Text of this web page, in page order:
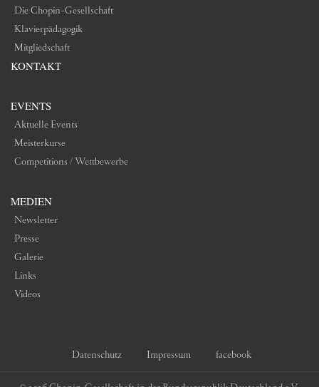
Die Chopin-Gesellschaft
Klavierpädagogik
Mitgliedschaft
KONTAKT
EVENTS
Aktuelle Events
Meisterkurse
Competitions / Wettbewerbe
MEDIEN
Newsletter
Presse
Galerie
Links
Videos
Datenschutz Impressum facebook